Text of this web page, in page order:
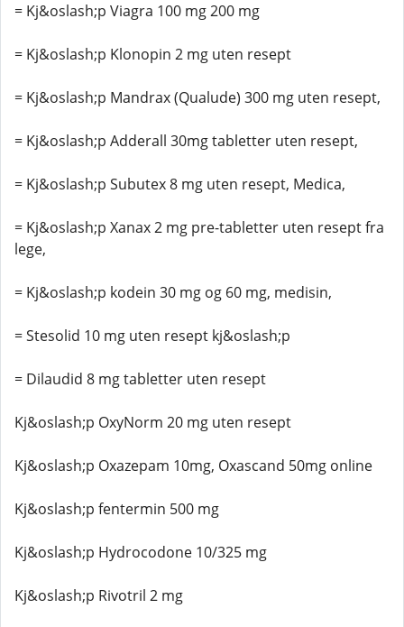
= Kj&oslash;p Viagra 100 mg 200 mg
= Kj&oslash;p Klonopin 2 mg uten resept
= Kj&oslash;p Mandrax (Qualude) 300 mg uten resept,
= Kj&oslash;p Adderall 30mg tabletter uten resept,
= Kj&oslash;p Subutex 8 mg uten resept, Medica,
= Kj&oslash;p Xanax 2 mg pre-tabletter uten resept fra
lege,
= Kj&oslash;p kodein 30 mg og 60 mg, medisin,
= Stesolid 10 mg uten resept kj&oslash;p
= Dilaudid 8 mg tabletter uten resept
Kj&oslash;p OxyNorm 20 mg uten resept
Kj&oslash;p Oxazepam 10mg, Oxascand 50mg online
Kj&oslash;p fentermin 500 mg
Kj&oslash;p Hydrocodone 10/325 mg
Kj&oslash;p Rivotril 2 mg